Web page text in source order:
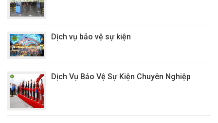
Dịch vụ bảo vệ sự kiện
Dịch Vụ Bảo Vệ Sự Kiện Chuyên Nghiệp